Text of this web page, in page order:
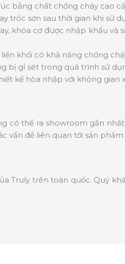
bằng chất chống cháy cao
tróc sơn sau thời gian khi sử
khóa cơ được nhập khẩu
khối có khả năng chống
bị gỉ sét trong quá trình sử
kế hòa nhập với không gian
có thể ra showroom gần
vấn đề liên quan tới sản
Truly trên toàn quốc. Quý